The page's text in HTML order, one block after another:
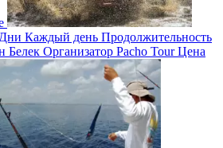
Дни Каждый день Продолжительность
Белек Организатор Pacho TourЦена